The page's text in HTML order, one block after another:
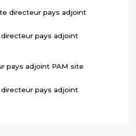
pays adjoint
pays adjoint